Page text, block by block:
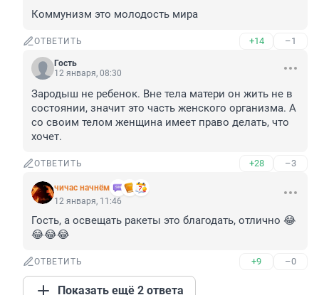
Коммунизм это молодость мира
ОТВЕТИТЬ +14 –1
Гость
12 января, 08:30
Зародыш не ребенок. Вне тела матери он жить не в
состоянии, значит это часть женского организма. А
со своим телом женщина имеет право делать, что
хочет.
ОТВЕТИТЬ +28 –3
чичас начнём
12 января, 11:46
Гость, а освещать ракеты это благодать, отлично 😂
😂😂😂
ОТВЕТИТЬ +9 –0
Показать ещё 2 ответа